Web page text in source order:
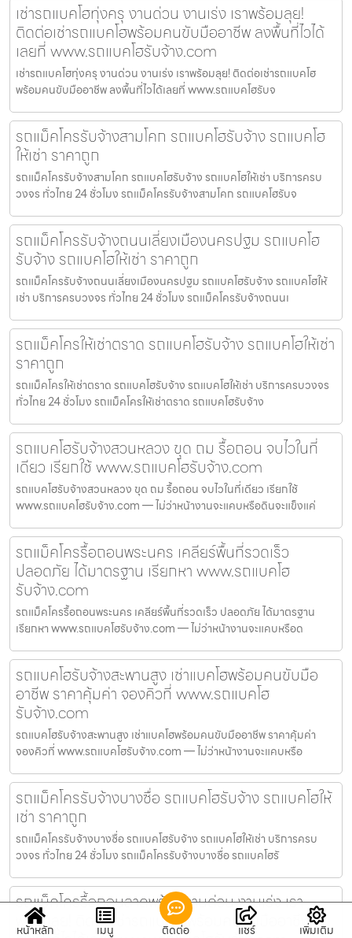
เช่ารถแบคโฮทุ่งครุ งานด่วน งานเร่ง เราพร้อมลุย!
ติดต่อเช่ารถแบคโฮพร้อมคนขับมืออาชีพ ลงพื้นที่ไวได้
เลยที่ www.รถแบคโฮรับจ้าง.com
เช่ารถแบคโฮทุ่งครุ งานด่วน งานเร่ง เราพร้อมลุย! ติดต่อเช่ารถแบคโฮ
พร้อมคนขับมืออาชีพ ลงพื้นที่ไวได้เลยที่ www.รถแบคโฮรับจ
รถแม็คโครรับจ้างสามโคก รถแบคโฮรับจ้าง รถแบคโฮ
ให้เช่า ราคาถูก
รถแม็คโครรับจ้างสามโคก รถแบคโฮรับจ้าง รถแบคโฮให้เช่า บริการครบ
วงจร ทั่วไทย 24 ชั่วโมง รถแม็คโครรับจ้างสามโคก รถแบคโฮรับจ
รถแม็คโครรับจ้างถนนเลี่ยงเมืองนครปฐม รถแบคโฮ
รับจ้าง รถแบคโฮให้เช่า ราคาถูก
รถแม็คโครรับจ้างถนนเลี่ยงเมืองนครปฐม รถแบคโฮรับจ้าง รถแบคโฮให้
เช่า บริการครบวงจร ทั่วไทย 24 ชั่วโมง รถแม็คโครรับจ้างถนนเ
รถแม็คโครให้เช่าตราด รถแบคโฮรับจ้าง รถแบคโฮให้เช่า
ราคาถูก
รถแม็คโครให้เช่าตราด รถแบคโฮรับจ้าง รถแบคโฮให้เช่า บริการครบวงจร
ทั่วไทย 24 ชั่วโมง รถแม็คโครให้เช่าตราด รถแบคโฮรับจ้าง
รถแบคโฮรับจ้างสวนหลวง ขุด ถม รื้อถอน จบไวในที่
เดียว เรียกใช้ www.รถแบคโฮรับจ้าง.com
รถแบคโฮรับจ้างสวนหลวง ขุด ถม รื้อถอน จบไวในที่เดียว เรียกใช้
www.รถแบคโฮรับจ้าง.com — ไม่ว่าหน้างานจะแคบหรือดินจะแข็งแค่
รถแม็คโครรื้อถอนพระนคร เคลียร์พื้นที่รวดเร็ว
ปลอดภัย ได้มาตรฐาน เรียกหา www.รถแบคโฮ
รับจ้าง.com
รถแม็คโครรื้อถอนพระนคร เคลียร์พื้นที่รวดเร็ว ปลอดภัย ได้มาตรฐาน
เรียกหา www.รถแบคโฮรับจ้าง.com — ไม่ว่าหน้างานจะแคบหรือด
รถแบคโฮรับจ้างสะพานสูง เช่าแบคโฮพร้อมคนขับมือ
อาชีพ ราคาคุ้มค่า จองคิวที่ www.รถแบคโฮ
รับจ้าง.com
รถแบคโฮรับจ้างสะพานสูง เช่าแบคโฮพร้อมคนขับมืออาชีพ ราคาคุ้มค่า
จองคิวที่ www.รถแบคโฮรับจ้าง.com — ไม่ว่าหน้างานจะแคบหรือ
รถแม็คโครรับจ้างบางซื่อ รถแบคโฮรับจ้าง รถแบคโฮให้
เช่า ราคาถูก
รถแม็คโครรับจ้างบางซื่อ รถแบคโฮรับจ้าง รถแบคโฮให้เช่า บริการครบ
วงจร ทั่วไทย 24 ชั่วโมง รถแม็คโครรับจ้างบางซื่อ รถแบคโฮรั
รถแม็คโครรื้อถอนลาดพร้าว งานด่วน งานเร่ง เรา
พร้อมลุย! ติดต่อเช่ารถแบคโฮพร้อมคนขับมืออาชีพ
หน้าหลัก เมนู ติดต่อ แชร์ เพิ่มเติม